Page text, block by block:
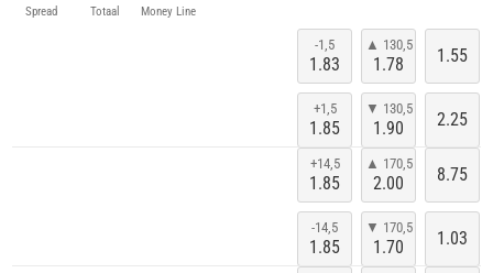
Spread Totaal Money Line
-1,5
1.83
+1,5
1.85
▲ 130,5
1.78
▼ 130,5
1.90
1.55
2.25
+14,5
1.85
-14,5
1.85
▲ 170,5
2.00
▼ 170,5
1.70
8.75
1.03